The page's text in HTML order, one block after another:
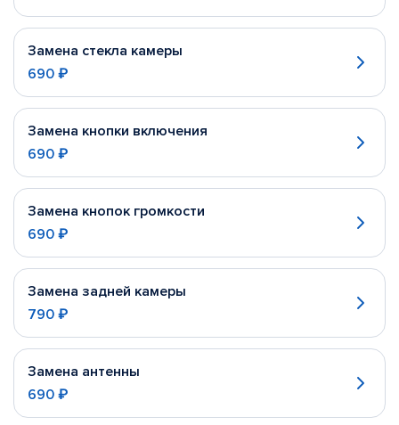
Замена стекла камеры
690 ₽
Замена кнопки включения
690 ₽
Замена кнопок громкости
690 ₽
Замена задней камеры
790 ₽
Замена антенны
690 ₽